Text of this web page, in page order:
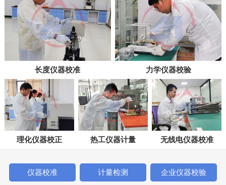
长度仪器校准 力学仪器校验
理化仪器校正 热工仪器计量 无线电仪器校准
仪器校准 计量检测 企业仪器校验